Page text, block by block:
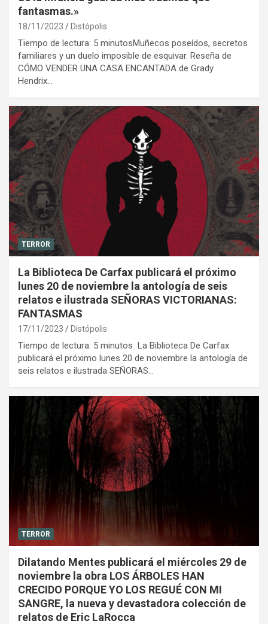
fantasmas.»
18/11/2023 Distópolis
Tiempo de lectura: 5 minutosMuñecos poseídos, secretos
familiares y un duelo imposible de esquivar. Reseña de
CÓMO VENDER UNA CASA ENCANTADA de Grady
Hendrix…
TERROR
La Biblioteca De Carfax publicará el próximo
lunes 20 de noviembre la antología de seis
relatos e ilustrada SEÑORAS VICTORIANAS:
FANTASMAS
17/11/2023 Distópolis
Tiempo de lectura: 5 minutos La Biblioteca De Carfax
publicará el próximo lunes 20 de noviembre la antología de
seis relatos e ilustrada SEÑORAS…
TERROR
Dilatando Mentes publicará el miércoles 29 de
noviembre la obra LOS ÁRBOLES HAN
CRECIDO PORQUE YO LOS REGUÉ CON MI
SANGRE, la nueva y devastadora colección de
relatos de Eric LaRocca